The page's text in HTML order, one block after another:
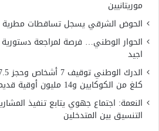
موريتانيين
الحوض الشرقي يسجل تساقطات
الحوار الوطني… فرصة لمراجعة
اجيد
كلغ من الكوكايين و14 مليون أوقية قديمة
النعمة: اجتماع جهوي يتابع تنفيذ
التنسيق بين المتدخلين